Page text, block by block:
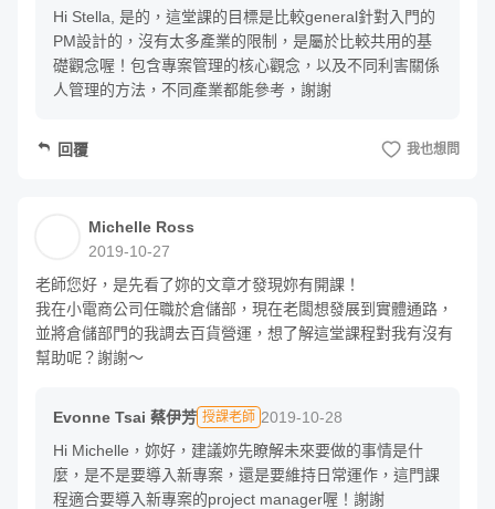
🔹 與工程師篇：如何聽得懂、說得清，贏得工程師的尊重與火
力支援？
🔹 與供應商／外包篇：如何放得了手，又睡得著覺？－－「風
險控制」與「價格談判」
學習重點：在「沒有實際權力」的情況下，
驅動許多不同角色替你做事
即便你不是產品經理，但是踏入職場的那一刻，與「人」協
作以及溝通驅動，就是不可或缺的能力。在這個章節裡，
師」、「供應商／外包」、「行銷、業務」以及「老闆」，
－聽得懂、說得清，贏得各部門的尊重與火力支援
Hi Stella, 是的，這堂課的目標是比較general針對入門的
PM設計的，沒有太多產業的限制，是屬於比較共用的基
礎觀念喔！包含專案管理的核心觀念，以及不同利害關係
人管理的方法，不同產業都能參考，謝謝
回覆 我也想問
Michelle Ross
2019-10-27
老師您好，是先看了妳的文章才發現妳有開課！
我在小電商公司任職於倉儲部，現在老闆想發展到實體通路，
並將倉儲部門的我調去百貨營運，想了解這堂課程對我有沒有
幫助呢？謝謝～
Evonne Tsai 蔡伊芳 授課老師 2019-10-28
Hi Michelle，妳好，建議妳先瞭解未來要做的事情是什
麼，是不是要導入新專案，還是要維持日常運作，這門課
程適合要導入新專案的project manager喔！謝謝